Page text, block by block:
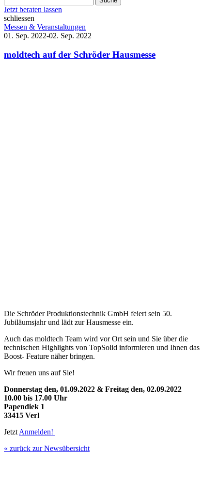
Jetzt beraten lassen
schliessen
Messen & Veranstaltungen
01. Sep. 2022-02. Sep. 2022
moldtech auf der Schröder Hausmesse
Die Schröder Produktionstechnik GmbH feiert sein 50.
Jubiläumsjahr und lädt zur Hausmesse ein.
Auch das moldtech Team wird vor Ort sein und Sie über die
technischen Highlights von TopSolid informieren und Ihnen das
Boost- Feature näher bringen.
Wir freuen uns auf Sie!
Donnerstag den, 01.09.2022 & Freitag den, 02.09.2022
10.00 bis 17.00 Uhr
Papendiek 1
33415 Verl
JetztAnmelden!
« zurück zur Newsübersicht